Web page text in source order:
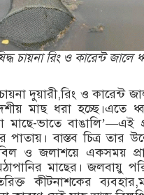
ইরান সমর্থিত হুথির নিশানায়,
নেটওয়ার্কের উদ্যোগে
কর্মসূচির উদ্বোধন
রোগীর পাশে পুঠিয়ার এসিল্যান্ড
চায়না রিং ও কারেন্ট জালে
দুয়ারী,রিং ও কারেন্ট
মাছ ধরা হচ্ছে।এতে
মাছে-ভাতে বাঙালি’—এই
পাতায়। বাস্তব চিত্র তার
ও জলাশয়ে একসময়
মাছের। জলবায়ু
কীটনাশকের